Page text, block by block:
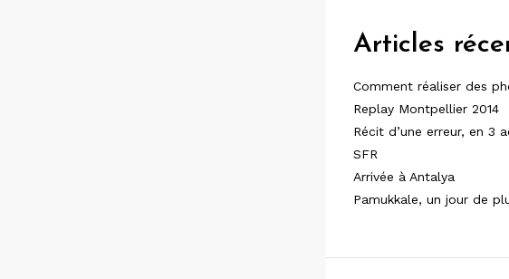
Articles
Comment réaliser des
Replay Montpellier 2014
Récit d’une erreur, en 3
SFR
Arrivée à Antalya
Pamukkale, un jour de